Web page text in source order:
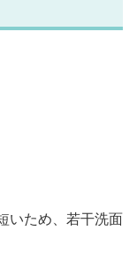
いため、若干洗面